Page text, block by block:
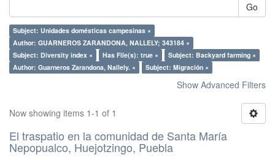
Go
Subject: Unidades domésticas campesinas ×
Author: GUARNEROS ZARANDONA, NALLELY; 343184 ×
Subject: Diversity index ×
Has File(s): true ×
Subject: Backyard farming ×
Author: Guarneros Zarandona, Nallely. ×
Subject: Migración ×
Show Advanced Filters
Now showing items 1-1 of 1
El traspatio en la comunidad de Santa María
Nepopualco, Huejotzingo, Puebla